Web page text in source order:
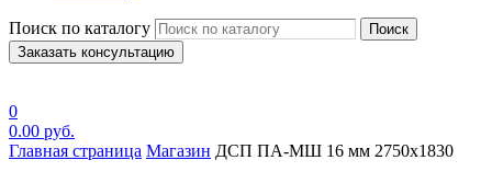
Поиск по каталогу
Поиск
Заказать консультацию
0
0.00 руб.
Главная страница Магазин ДСП ПА-МШ 16 мм 2750х1830